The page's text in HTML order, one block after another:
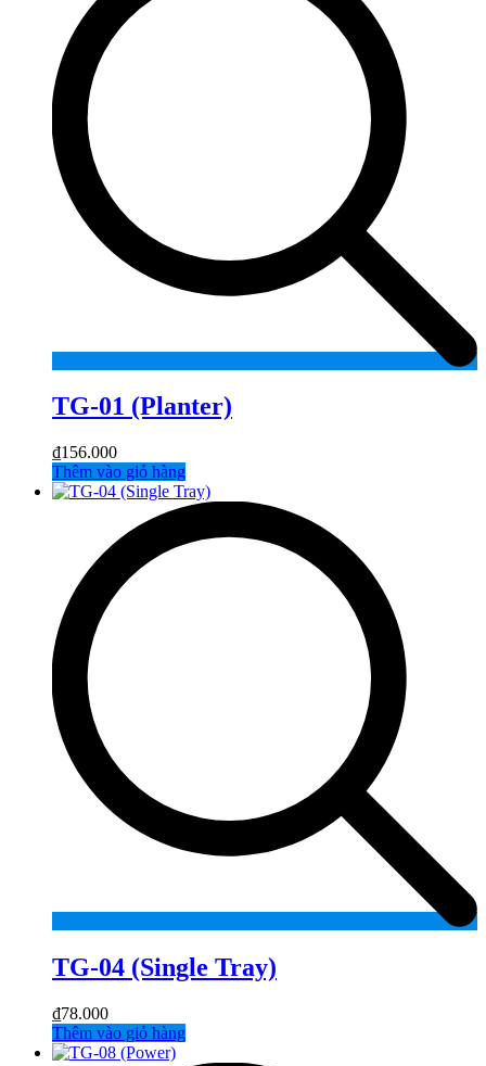
TG-01 (Planter)
₫156.000
Thêm vào giỏ hàng
TG-04 (Single Tray)
₫78.000
Thêm vào giỏ hàng